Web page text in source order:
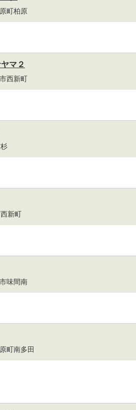
町柏原
マ２
西新町
新町
味間南
町南多田